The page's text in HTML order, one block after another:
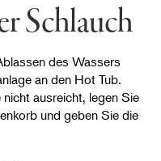
Schlauch
des Wassers
an den Hot Tub.
ausreicht, legen Sie
und geben Sie die